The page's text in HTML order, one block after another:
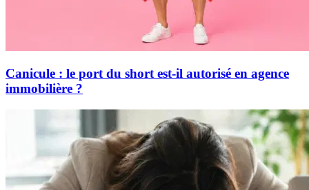
Canicule : le port du short est-il autorisé en agence
immobilière ?